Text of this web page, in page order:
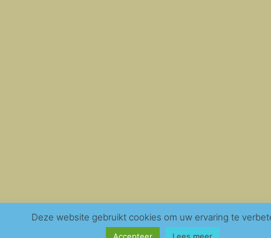
Deze website gebruikt cookies om uw ervaring te